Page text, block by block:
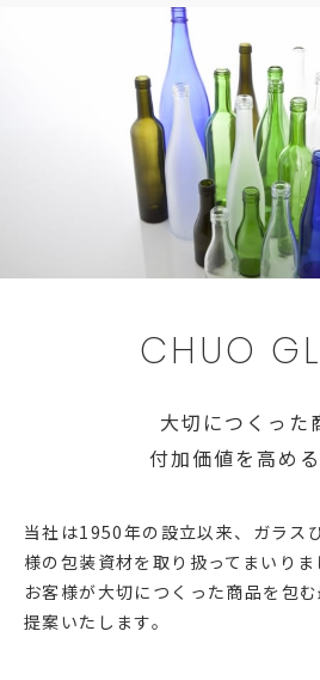
CHUO
大切につくった
付加価値を高め
当社は1950年の設立以来、ガラス
様の包装資材を取り扱ってまいりま
お客様が大切につくった商品を包
提案いたします。